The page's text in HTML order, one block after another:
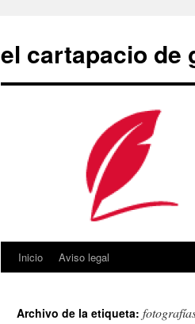
contenido
el cartapacio de
Inicio Aviso legal
Archivo de la etiqueta: